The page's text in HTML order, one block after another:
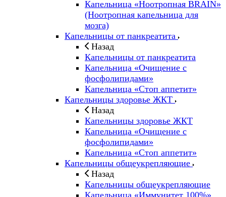
Капельница «Ноотропная BRAIN»
(Ноотропная капельница для
мозга)
Капельницы от панкреатита
Назад
Капельницы от панкреатита
Капельница «Очищение с
фосфолипидами»
Капельница «Стоп аппетит»
Капельницы здоровье ЖКТ
Назад
Капельницы здоровье ЖКТ
Капельница «Очищение с
фосфолипидами»
Капельница «Стоп аппетит»
Капельницы общеукрепляющие
Назад
Капельницы общеукрепляющие
Капельница «Иммунитет 100%»